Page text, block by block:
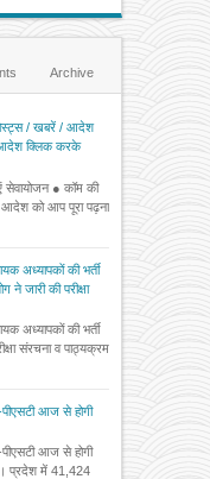
Archive
/ खबरें / आदेश
क्लिक करके
● कॉम की
को आप पूरा पढ़ना
अध्यापकों की भर्ती
ने जारी की परीक्षा
अध्यापकों की भर्ती
संरचना व पाठ्यक्रम
पीएसटी आज से होगी
पीएसटी आज से होगी
प्रदेश में 41,424